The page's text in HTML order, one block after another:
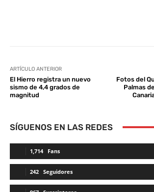
ARTÍCULO ANTERIOR
El Hierro registra un nuevo
sismo de 4,4 grados de
magnitud
Fotos del
Palmas
SÍGUENOS EN LAS REDES
1,714 Fans
242 Seguidores